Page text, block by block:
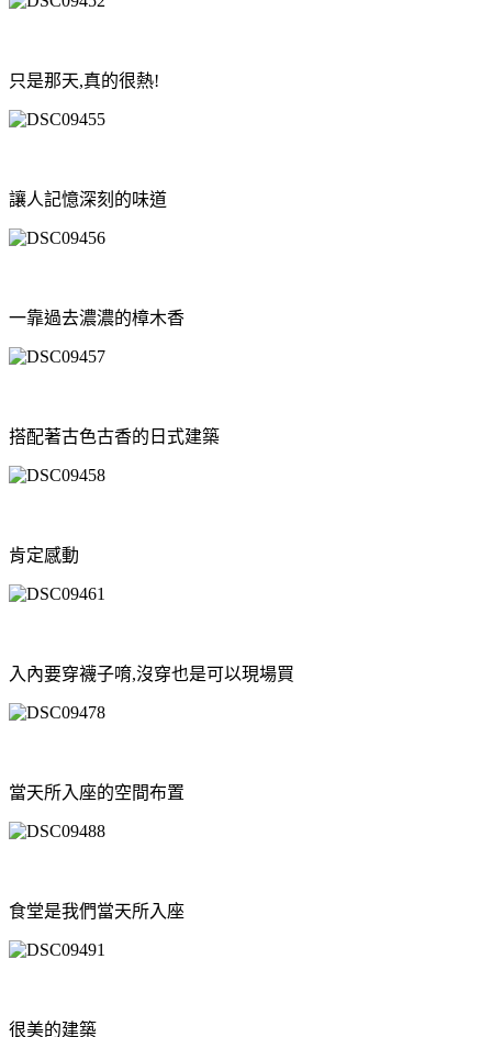
只是那天,真的很熱!
讓人記憶深刻的味道
一靠過去濃濃的樟木香
搭配著古色古香的日式建築
肯定感動
入內要穿襪子唷,沒穿也是可以現場買
當天所入座的空間布置
食堂是我們當天所入座
很美的建築